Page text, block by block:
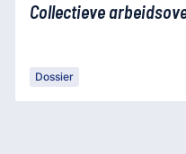
Collectieve
Dossier